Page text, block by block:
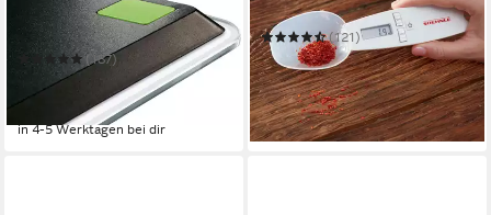
Küchenwaage Page Compact
300
(187)
ab 17,89 € 20,99 €
in 4-5 Werktagen bei dir
Löffelwaage Cooking Star
(121)
ab 16,76 € UVP22,99 €
-27%
in 4-5 Werktagen bei dir